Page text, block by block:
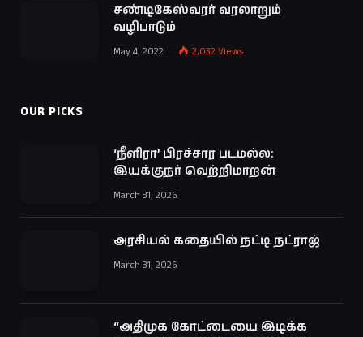
சண்டிகேஸ்வரர் வரலாறும்
வழிபாடும்
May 4, 2022 2,032 Views
OUR PICKS
‘நீளிரா’ பிரச்சார படமல்ல:
இயக்குநர் வெற்றிமாறன்
March 31, 2026
அரசியல் கதையில் நட்டி நட்ராஜ்
March 31, 2026
“அதிமுக கோட்டையை இடிக்க